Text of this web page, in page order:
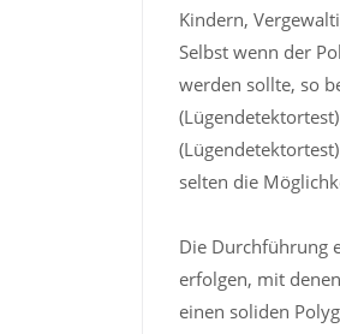
Kindern,
Selbst wenn der
werden sollte, so
selten die
Die Durchführung
erfolgen, mit
einen soliden